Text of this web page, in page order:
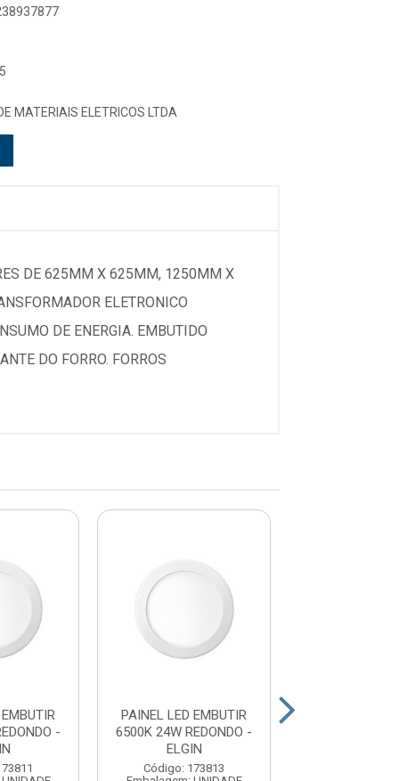
MATERIAIS ELETRICOS LTDA
DE 625MM X 625MM, 1250MM X
ELETRONICO
DE ENERGIA. EMBUTIDO
DO FORRO. FORROS
-
PAINEL LED EMBUTIR
6500K 24W REDONDO -
ELGIN
Código: 173813